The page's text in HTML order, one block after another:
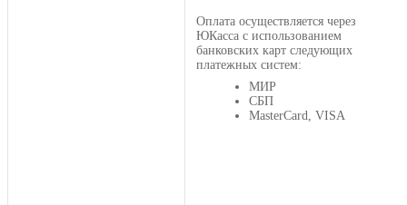
Оплата осуществляется через
ЮКасса с использованием
банковских карт следующих
платежных систем:
МИР
СБП
MasterCard, VISA